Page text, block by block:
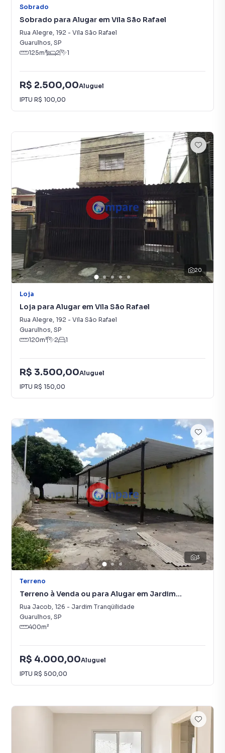
Sobrado
Sobrado para Alugar em Vila São Rafael
Rua Alegre, 192 - Vila São Rafael
Guarulhos, SP
125m² 2 1
R$ 2.500,00Aluguel
IPTU R$ 100,00
20
Loja
Loja para Alugar em Vila São Rafael
Rua Alegre, 192 - Vila São Rafael
Guarulhos, SP
120m² 2 1
R$ 3.500,00Aluguel
IPTU R$ 150,00
3
Terreno
Terreno à Venda ou para Alugar em Jardim
Tranqüilidade
Rua Jacob, 126 - Jardim Tranqüilidade
Guarulhos, SP
400m²
R$ 4.000,00Aluguel
IPTU R$ 500,00